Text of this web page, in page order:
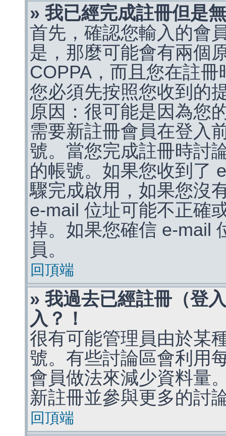
» 我已經完成註冊但是
首先，確認您輸入的會
是，那麼可能會有兩個
COPPA，而且您在註
您必須先按照您收到的
原因：很可能是因為您
需要新註冊會員在登入
號。當您完成註冊時討
的帳號。如果您收到了
驟完成啟用，如果您沒
e-mail 位址可能不正確
掉。如果您確信 e-mail
員。
回頂端
» 我過去已經註冊（登
入？！
很有可能管理員由於某
號。有些討論區會利用
會員做法來減少資料量
新註冊並參與更多的討
回頂端